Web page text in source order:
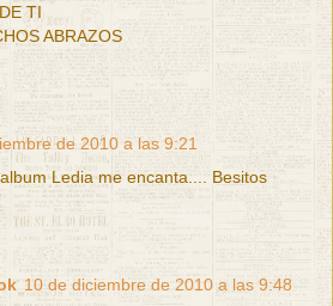
TI
ABRAZOS
de 2010 a las 9:21
Ledia me encanta.... Besitos
10 de diciembre de 2010 a las 9:48